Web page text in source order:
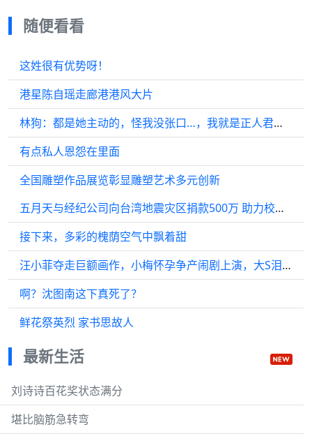
随便看看
这姓很有优势呀！
港星陈自瑶走廊港港风大片
林狗：都是她主动的，怪我没张口…，我就是正人君子林更新！
有点私人恩怨在里面
全国雕塑作品展览彰显雕塑艺术多元创新
五月天与经纪公司向台湾地震灾区捐款500万 助力校园复建
接下来，多彩的槐荫空气中飘着甜
汪小菲夺走巨额画作，小梅怀孕争产闹剧上演，大S泪洒直播间
啊？沈图南这下真死了？
鲜花祭英烈 家书思故人
最新生活
刘诗诗百花奖状态满分
堪比脑筋急转弯